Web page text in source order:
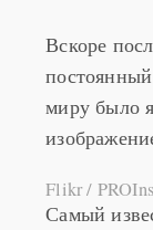
Вскоре
миру было
Flikr /
Самый